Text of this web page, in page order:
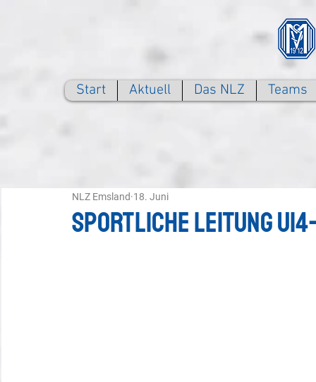
Start Aktuell Das NLZ Teams
Sportliche Leitung
NLZ Emsland 18. Juni